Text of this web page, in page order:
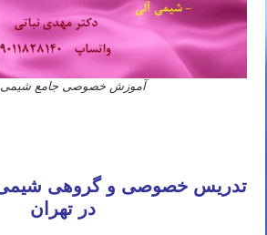
آموزش خصوصی جامع شیمی
تدریس خصوصی و گروهی شیمی
در تهران